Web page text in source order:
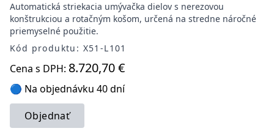
Automatická striekacia umývačka dielov s nerezovou
konštrukciou a rotačným košom, určená na stredne náročné
priemyselné použitie.
Kód produktu: X51-L101
Cena s DPH: 8.720,70 €
🔵 Na objednávku 40 dní
Objednať